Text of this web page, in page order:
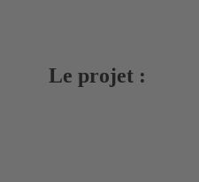
Le projet :